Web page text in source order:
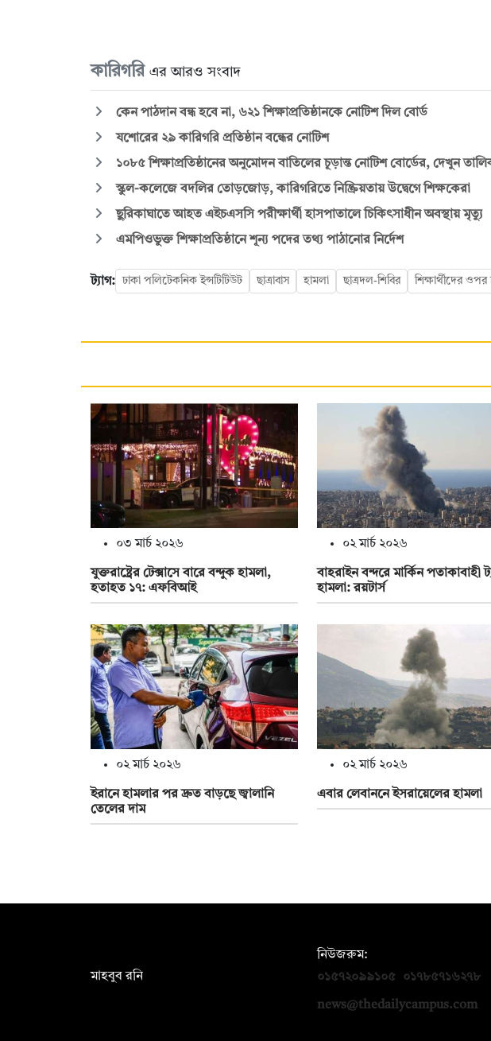
কারিগরি এর আরও সংবাদ
কেন পাঠদান বন্ধ হবে না, ৬২১ শিক্ষাপ্রতিষ্ঠানকে নোটিশ দিল বোর্ড
যশোরের ২৯ কারিগরি প্রতিষ্ঠান বন্ধের নোটিশ
১০৮৫ শিক্ষাপ্রতিষ্ঠানের অনুমোদন বাতিলের চূড়ান্ত নোটিশ বোর্ডের, দেখুন
স্কুল-কলেজে বদলির তোড়জোড়, কারিগরিতে নিষ্ক্রিয়তায় উদ্বেগে শিক্ষকেরা
ছুরিকাঘাতে আহত এইচএসসি পরীক্ষার্থী হাসপাতালে চিকিৎসাধীন অবস্থায় মৃত্যু
এমপিওভুক্ত শিক্ষাপ্রতিষ্ঠানে শূন্য পদের তথ্য পাঠানোর নির্দেশ
ট্যাগ: ঢাকা পলিটেকনিক ইন্সটিটিউট ছাত্রাবাস হামলা ছাত্রদল-শিবির শিক্ষার্থীদের ওপর
০৩ মার্চ ২০২৬
যুক্তরাষ্ট্রের টেক্সাসে বারে বন্দুক হামলা,
হতাহত ১৭: এফবিআই
০২ মার্চ ২০২৬
বাহরাইন বন্দরে মার্কিন পতাকাবাহী
হামলা: রয়টার্স
০২ মার্চ ২০২৬
ইরানে হামলার পর দ্রুত বাড়ছে জ্বালানি
তেলের দাম
০২ মার্চ ২০২৬
এবার লেবাননে ইসরায়েলের হামলা
মাহবুব রনি
নিউজরুম:
০১৫৭২০৯৯১০৫
০১৭৮৫৭১৬২৭৮
news@thedailycampus.com